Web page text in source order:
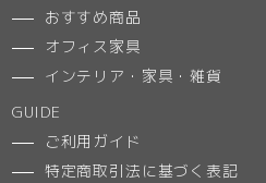
おすすめ商品
オフィス家具
インテリア・家具・雑貨
GUIDE
ご利用ガイド
特定商取引法に基づく表記